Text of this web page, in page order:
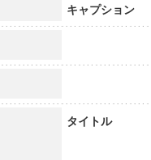
キャプション
タイトル